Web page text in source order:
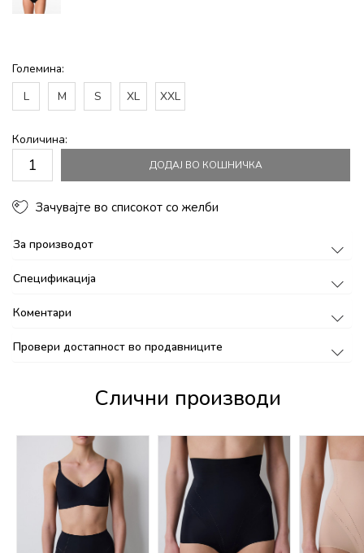
Големина:
L
M S XL XXL
Количина:
ДОДАЈ ВО КОШНИЧКА
Зачувајте во списокот со желби
За производот
Спецификација
Коментари
Провери достапност во продавниците
Слични производи